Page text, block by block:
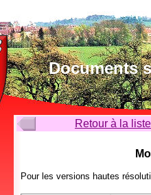
Documents
Retour à la
Pour les versions hautes